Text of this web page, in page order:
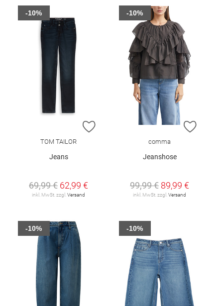
ZUR WUNSCHLISTE HINZUFÜGEN
TOM TAILOR
Jeans
69,99 € 62,99 €
inkl. MwSt. zzgl.Versand
-10%
ZUR
comma
Jeanshose
99,99 € 89,99 €
inkl. MwSt. zzgl.Versand
-10%
-10% -10%